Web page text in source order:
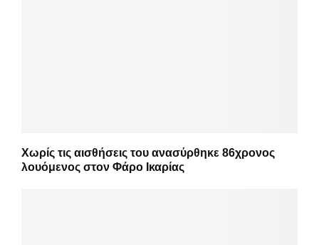
Χωρίς τις αισθήσεις του ανασύρθηκε 86χρονος
λουόμενος στον Φάρο Ικαρίας